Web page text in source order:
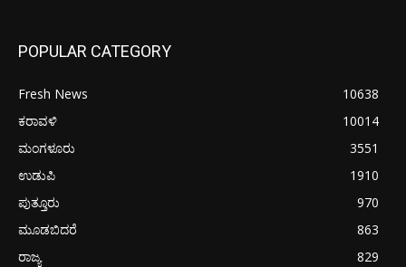
POPULAR CATEGORY
Fresh News
10638
ಕರಾವಳಿ
10014
ಮಂಗಳೂರು
3551
ಉಡುಪಿ
1910
ಪುತ್ತೂರು
970
ಮೂಡಬಿದರೆ
863
ರಾಜ್ಯ
829